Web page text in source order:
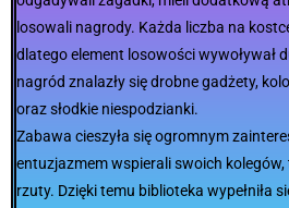
losowali nagrody. Każda liczba na
dlatego element losowości wywoływał
nagród znalazły się drobne gadżety,
oraz słodkie niespodzianki.
Zabawa cieszyła się ogromnym
entuzjazmem wspierali swoich
rzuty. Dzięki temu biblioteka wypełniła